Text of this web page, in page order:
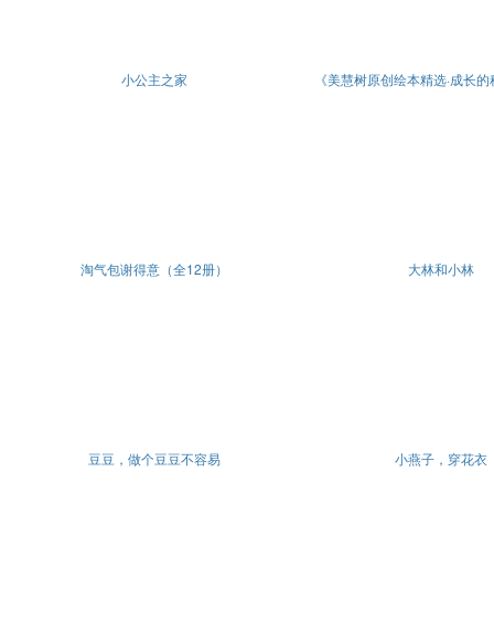
小公主之家
淘气包谢得意（全12册） 大林和小林
豆豆，做个豆豆不容易 小燕子，穿花衣